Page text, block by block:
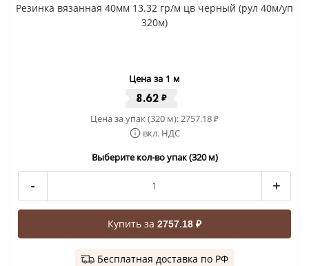
Резинка вязанная 40мм 13.32 гр/м цв черный (рул 40м/уп
320м)
Цена за 1 м
8.62 ₽
Цена за упак (320 м):2757.18₽
вкл. НДС
Выберите кол-во упак (320 м)
- +
Купить за 2757.18 ₽
Бесплатная доставка по РФ